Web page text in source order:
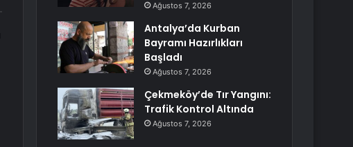
Ağustos 7, 2026
Antalya’da Kurban
Bayramı Hazırlıkları
Başladı
Ağustos 7, 2026
Çekmeköy’de Tır Yangını:
Trafik Kontrol Altında
Ağustos 7, 2026